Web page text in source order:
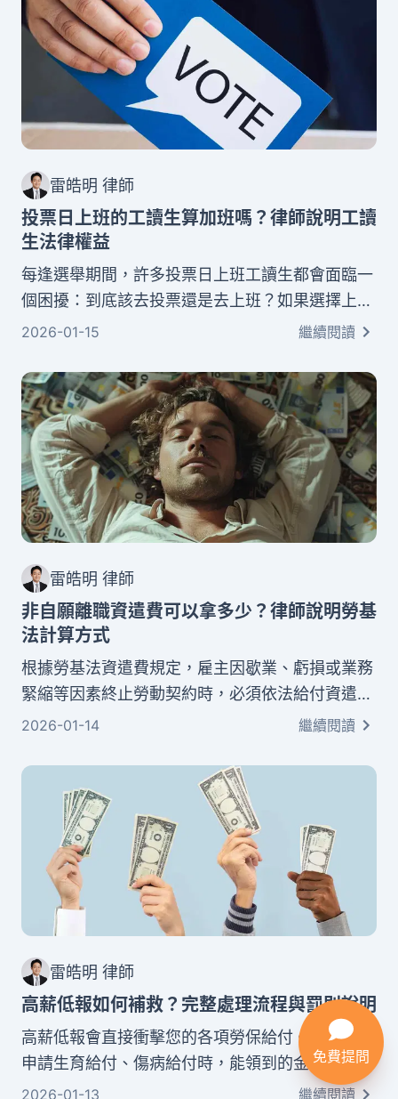
方式，也會教您正確的申請流程。
雷皓明 律師
​​投票日上班的工讀生算加班嗎？律師說明工讀
生法律權益
每逢選舉期間，許多投票日上班工讀生都會面臨一
個困擾：到底該去投票還是去上班？如果選擇上
班，薪資會不會有加給？本文將為你完整解析勞動
位、薪資計算方式、請假規定等實用資訊。
2026-01-15 繼續閱讀
雷皓明 律師
非自願離職資遣費可以拿多少？律師說明勞基
法計算方式
根據勞基法資遣費規定，雇主因歇業、虧損或業務
緊縮等因素終止勞動契約時，必須依法給付資遣
費。計算方式分為舊制與新制兩種：舊制是每年給
資，最高以六個月為限。了解這些規定，能幫助您
準確計算應得金額。
2026-01-14 繼續閱讀
雷皓明 律師
高薪低報如何補救？完整處理流程與罰則說明
高薪低報會直接衝擊您的各項勞保給付。當您需要
申請生育給付、傷病給付時，能領到的金額會大幅
縮水。更重要的是，未來的老年給付和失能給付也
2026-01-13 繼續閱讀
免費提問